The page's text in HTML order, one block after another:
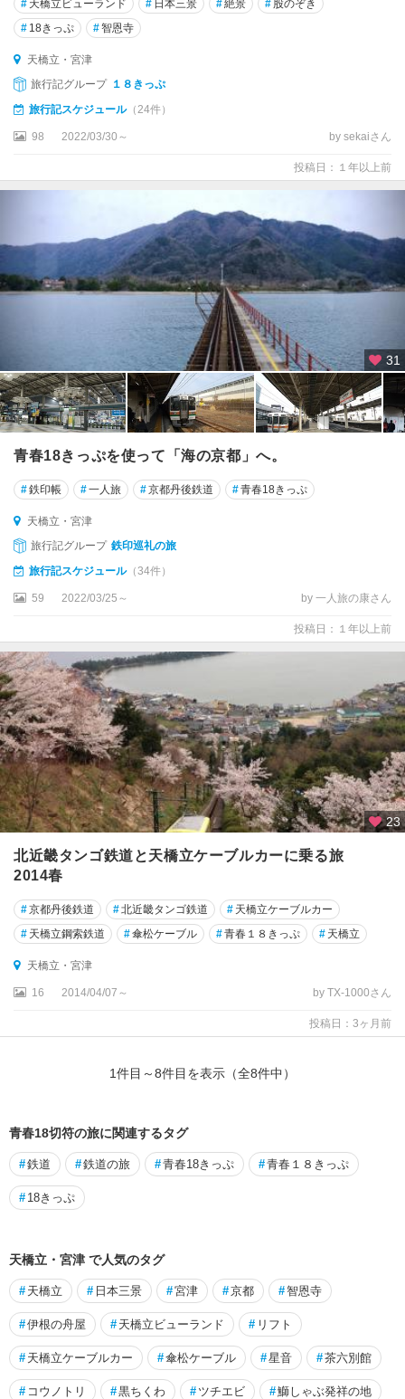
# 天橋立ビューランド # 日本三景 #絶景 # 股のぞき
# 18きっぷ #智恩寺
天橋立・宮津
旅行記グループ １８きっぷ
旅行記スケジュール（24件）
98 2022/03/30～ by sekaiさん
投稿日：１年以上前
31
青春18きっぷを使って「海の京都」へ。
#鉄印帳 #一人旅 #京都丹後鉄道 #青春18きっぷ
天橋立・宮津
旅行記グループ 鉄印巡礼の旅
旅行記スケジュール（34件）
59 2022/03/25～ by 一人旅の康さん
投稿日：１年以上前
23
北近畿タンゴ鉄道と天橋立ケーブルカーに乗る旅
2014春
#京都丹後鉄道 #北近畿タンゴ鉄道 # 天橋立ケーブルカー
# 天橋立鋼索鉄道 #傘松ケーブル #青春１８きっぷ # 天橋立
天橋立・宮津
16 2014/04/07～ by TX-1000さん
投稿日：3ヶ月前
1件目～8件目を表示（全8件中）
青春18切符の旅に関連するタグ
#鉄道 #鉄道の旅 #青春18きっぷ #青春１８きっぷ
# 18きっぷ
天橋立・宮津 で人気のタグ
# 天橋立 # 日本三景 #宮津 #京都 #智恩寺
#伊根の舟屋 # 天橋立ビューランド # リフト
# 天橋立ケーブルカー #傘松ケーブル #星音 #茶六別館
# コウノトリ #黒ちくわ # ツチエビ #鰤しゃぶ発祥の地